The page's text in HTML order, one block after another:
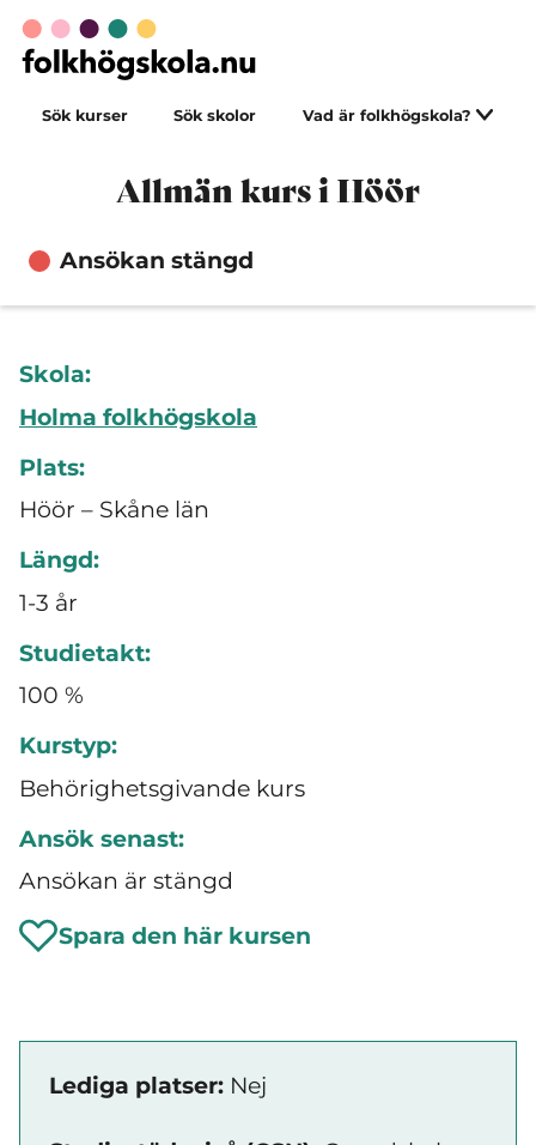
Sök kurser Sök skolor Vad är folkhögskola?
Allmän kurs i Höör
Ansökan stängd
Skola:
Holma folkhögskola
Plats:
Höör – Skåne län
Längd:
1-3 år
Studietakt:
100 %
Kurstyp:
Behörighetsgivande kurs
Ansök senast:
Ansökan är stängd
Spara den här kursen
Lediga platser: Nej